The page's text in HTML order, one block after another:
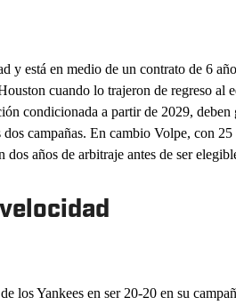
y está en medio de un contrato de 6
cuando lo trajeron de regreso al
condicionada a partir de 2029,
campañas. En cambio Volpe, con
dos años de arbitraje antes de ser
los Yankees en ser 20-20 en su